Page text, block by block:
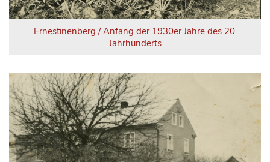
Ernestinenberg / Anfang der 1930er Jahre des 20.
Jahrhunderts